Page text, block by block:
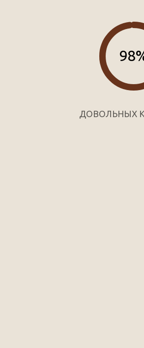
ДОВОЛЬНЫХ